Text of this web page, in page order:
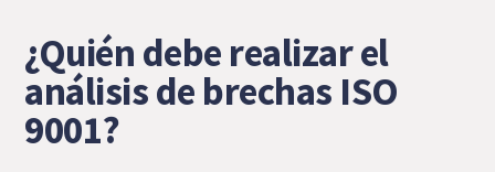
¿Quién debe realizar el
análisis de brechas ISO
9001?